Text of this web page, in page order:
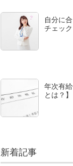
自分に
チェック
年次有
とは？】
新着記事